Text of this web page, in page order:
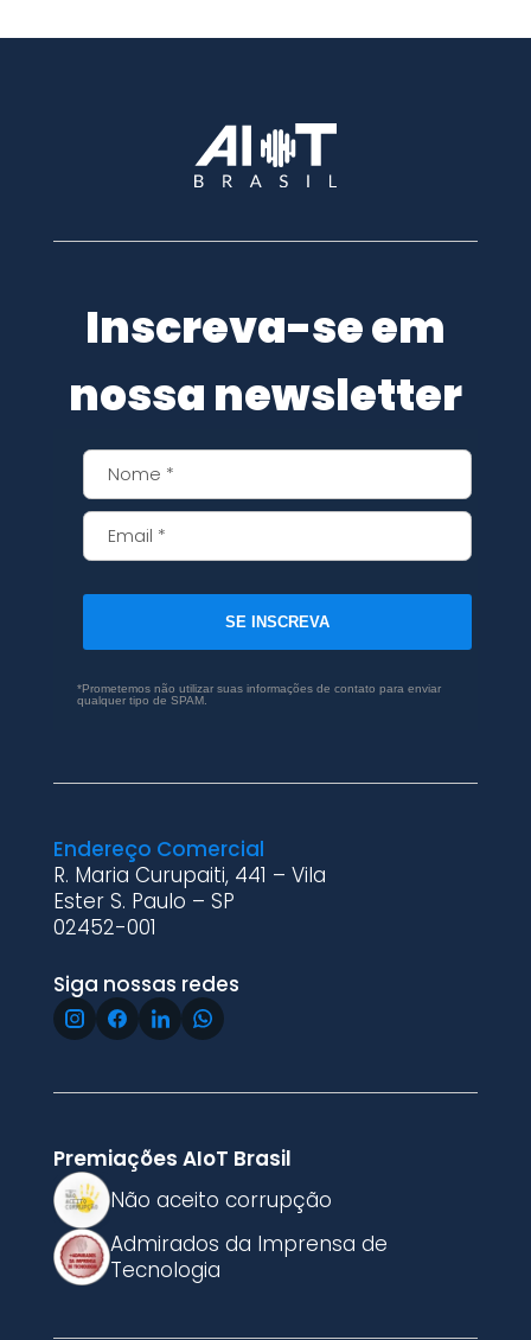
Inscreva-se em
nossa newsletter
SE INSCREVA
*Prometemos não utilizar suas informações de contato para enviar
qualquer tipo de SPAM.
Endereço Comercial
R. Maria Curupaiti, 441 – Vila
Ester S. Paulo – SP
02452-001
Siga nossas redes
Premiações AIoT Brasil
Não aceito corrupção
Admirados da Imprensa de
Tecnologia